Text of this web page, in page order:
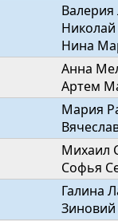
Нина
Анна
Артем
Мария
Михаил
Софья
Галина
Зиновий